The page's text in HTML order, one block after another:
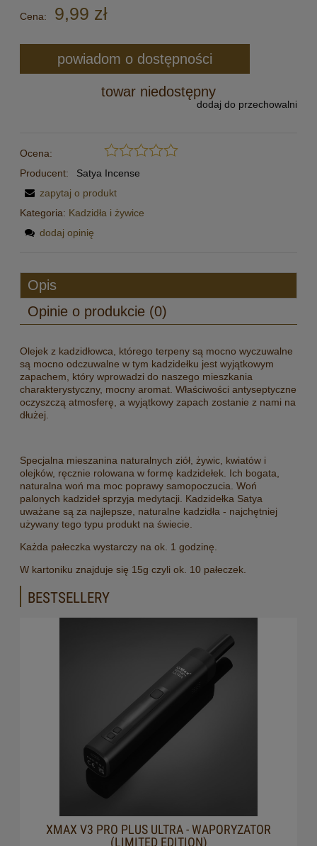
Cena: 9,99 zł
powiadom o dostępności
towar niedostępny
dodaj do przechowalni
Ocena:
Producent:
Satya Incense
zapytaj o produkt
Kategoria: Kadzidła i żywice
dodaj opinię
Opis
Opinie o produkcie (0)
Olejek z kadzidłowca, którego terpeny są mocno wyczuwalne
są mocno odczuwalne w tym kadzidełku jest wyjątkowym
zapachem, który wprowadzi do naszego mieszkania
charakterystyczny, mocny aromat. Właściwości antyseptyczne
oczyszczą atmosferę, a wyjątkowy zapach zostanie z nami na
dłużej.
Specjalna mieszanina naturalnych ziół, żywic, kwiatów i
olejków, ręcznie rolowana w formę kadzidełek. Ich bogata,
naturalna woń ma moc poprawy samopoczucia. Woń
palonych kadzideł sprzyja medytacji. Kadzidełka Satya
uważane są za najlepsze, naturalne kadzidła - najchętniej
używany tego typu produkt na świecie.
Każda pałeczka wystarczy na ok. 1 godzinę.
W kartoniku znajduje się 15g czyli ok. 10 pałeczek.
BESTSELLERY
XMAX V3 PRO PLUS ULTRA - WAPORYZATOR
(LIMITED EDITION)